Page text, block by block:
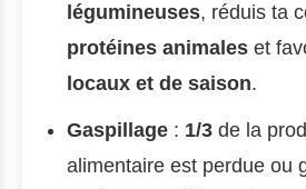
légumineuses, réduis ta
protéines animales et
locaux et de saison.
Gaspillage : 1/3 de la
alimentaire est perdue ou